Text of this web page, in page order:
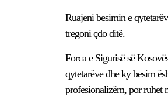
Ruajeni besimin e
tregoni çdo ditë.
Forca e Sigurisë së
qytetarëve dhe ky besim
profesionalizëm, por ruhet